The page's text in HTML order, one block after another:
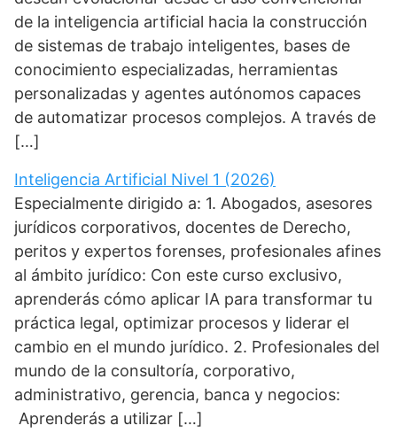
de la inteligencia artificial hacia la construcción
de sistemas de trabajo inteligentes, bases de
conocimiento especializadas, herramientas
personalizadas y agentes autónomos capaces
de automatizar procesos complejos. A través de
[…]
Inteligencia Artificial Nivel 1 (2026)
Especialmente dirigido a: 1. Abogados, asesores
jurídicos corporativos, docentes de Derecho,
peritos y expertos forenses, profesionales afines
al ámbito jurídico: Con este curso exclusivo,
aprenderás cómo aplicar IA para transformar tu
práctica legal, optimizar procesos y liderar el
cambio en el mundo jurídico. 2. Profesionales del
mundo de la consultoría, corporativo,
administrativo, gerencia, banca y negocios:
Aprenderás a utilizar […]